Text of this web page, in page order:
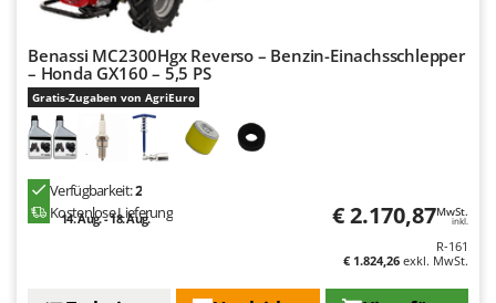
Novatec
Novital
NuAir
NuovaFac
O
Officine Savioli
Oliviero
Benassi MC2300Hgx Reverso – Benzin-Einachsschlepper
– Honda GX160 – 5,5 PS
Gratis-Zugaben von AgriEuro
Verfügbarkeit:2
Kostenlose Lieferung
14. Aug. - 18. Aug. € 2.170,87MwSt.
inkl.
R-161
€ 1.824,26 exkl. MwSt.